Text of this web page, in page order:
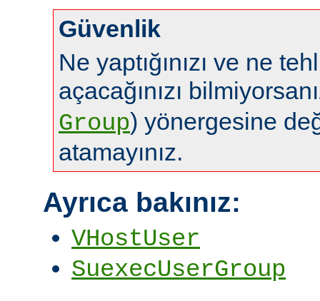
Güvenlik
Ne yaptığınızı ve ne
açacağınızı
Group) yönergesine
atamayınız.
Ayrıca bakınız:
VHostUser
SuexecUserGroup